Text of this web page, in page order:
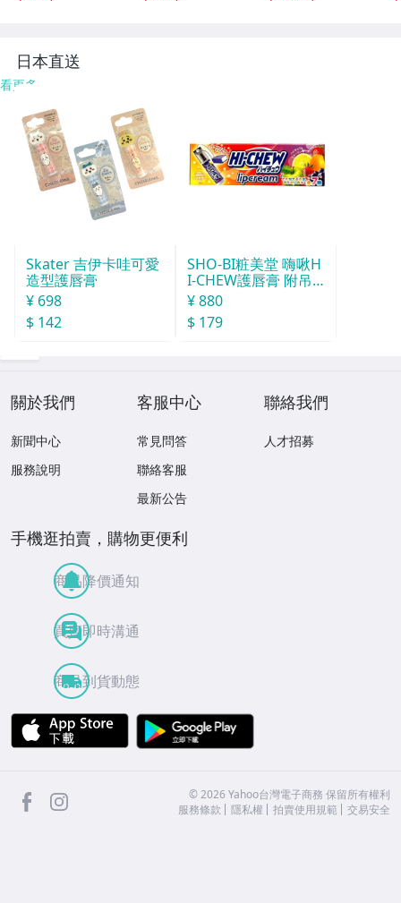
日本直送
看更多
Skater 吉伊卡哇可愛
造型護唇膏
¥ 698
$ 142
SHO-BI粧美堂 嗨啾H
I-CHEW護唇膏 附吊
飾(款式隨機)
¥ 880
$ 179
關於我們
新聞中心
服務說明
客服中心
常見問答
聯絡客服
最新公告
聯絡我們
人才招募
手機逛拍賣，購物更便利
商品降價通知
買賣即時溝通
商品到貨動態
APP Store
facebook ©2026 Yahoo台灣電子商務 保留所有權利
服務條款
隱私權 拍賣使用規範 交易安全